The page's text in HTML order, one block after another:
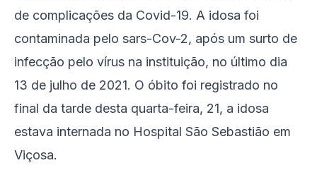
de complicações da Covid-19. A idosa foi
contaminada pelo sars-Cov-2, após um surto de
infecção pelo vírus na instituição, no último dia
13 de julho de 2021. O óbito foi registrado no
final da tarde desta quarta-feira, 21, a idosa
estava internada no Hospital São Sebastião em
Viçosa.